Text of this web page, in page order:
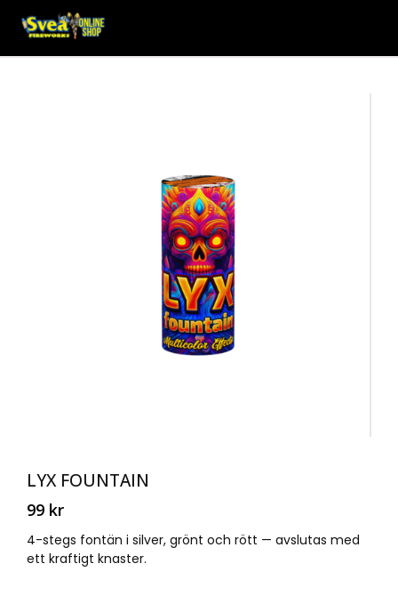
LYX FOUNTAIN
99 kr
4-stegs fontän i silver, grönt och rött — avslutas med
ett kraftigt knaster.